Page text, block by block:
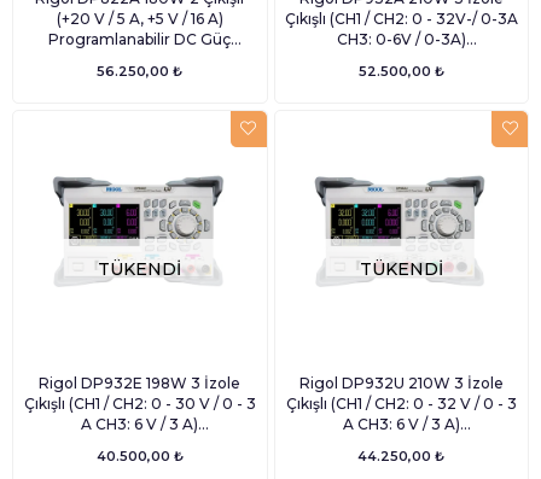
(+20 V / 5 A, +5 V / 16 A)
Programlanabilir DC Güç
56.250,00 ₺
Çıkışlı (CH1 / CH2: 0 - 32V-/ 0-3A
CH3: 0-6V / 0-3A)
Kaynağı
52.500,00 ₺
TÜKENDI
Rigol DP932E 198W 3 İzole
Çıkışlı (CH1 / CH2: 0 - 30 V / 0 - 3
A CH3: 6 V / 3 A)
Kaynağı
40.500,00 ₺
TÜKENDI
Rigol DP932U 210W 3 İzole
Çıkışlı (CH1 / CH2: 0 - 32 V / 0 - 3
A CH3: 6 V / 3 A)
Kaynağı
44.250,00 ₺